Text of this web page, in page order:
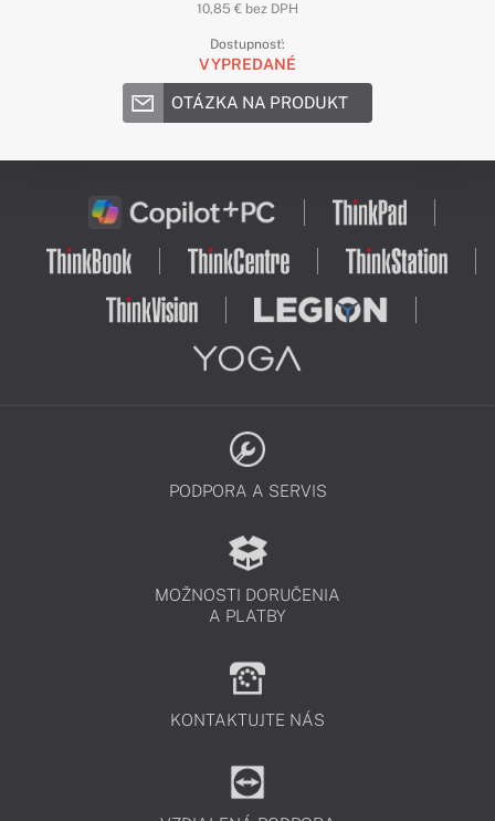
10,85 € bez DPH
Dostupnosť:
VYPREDANÉ
OTÁZKA NA PRODUKT
PODPORA A SERVIS
MOŽNOSTI DORUČENIA
A PLATBY
KONTAKTUJTE NÁS